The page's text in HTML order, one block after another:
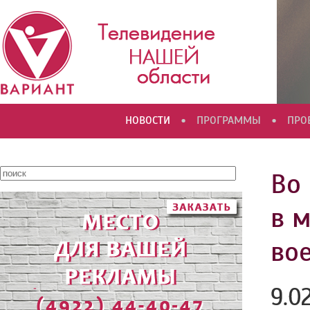
НОВОСТИ • ПРОГРАММЫ •
Во
в